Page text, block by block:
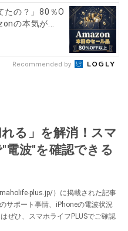
たの？」80％O
の本気が...
Recommended by
る」を解消！スマ
電波"を確認できる
plus.jp/）に掲載された記事
サポート事情、iPhoneの電波状況
ぜひ、スマホライフPLUSでご確認